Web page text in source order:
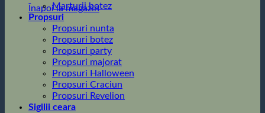
Înapoi la magazin
Marturii botez
Propsuri
Propsuri nunta
Propsuri botez
Propsuri party
Propsuri majorat
Propsuri Halloween
Propsuri Craciun
Propsuri Revelion
Sigilii ceara